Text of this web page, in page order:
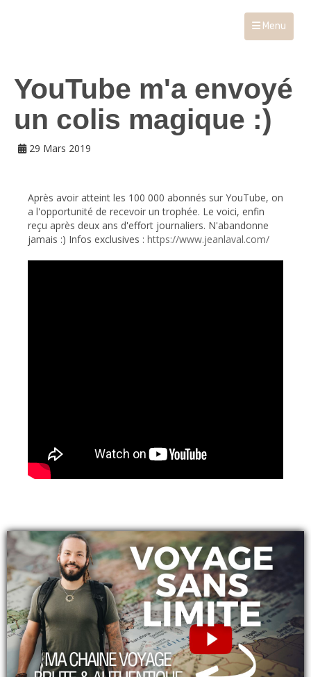
Menu
YouTube m'a envoyé
un colis magique :)
29 Mars 2019
Après avoir atteint les 100 000 abonnés sur YouTube, on
a l'opportunité de recevoir un trophée. Le voici, enfin
reçu après deux ans d'effort journaliers. N'abandonne
jamais :) Infos exclusives : https://www.jeanlaval.com/